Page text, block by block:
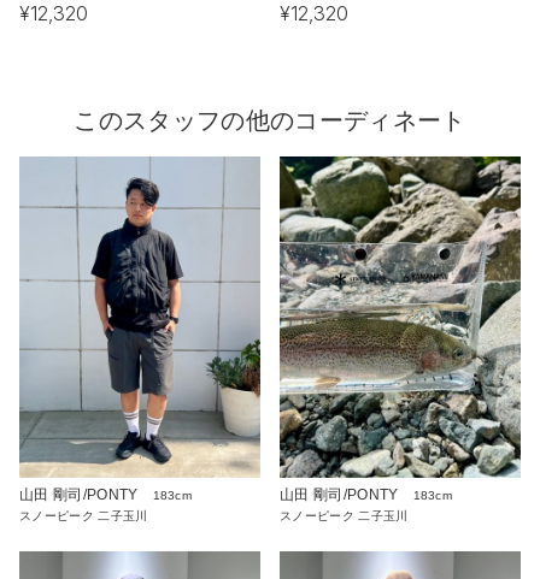
¥12,320 ¥12,320
このスタッフの他のコーディネート
山田 剛司/PONTY
183cm
スノーピーク 二子玉川
山田 剛司/PONTY
183cm
スノーピーク 二子玉川